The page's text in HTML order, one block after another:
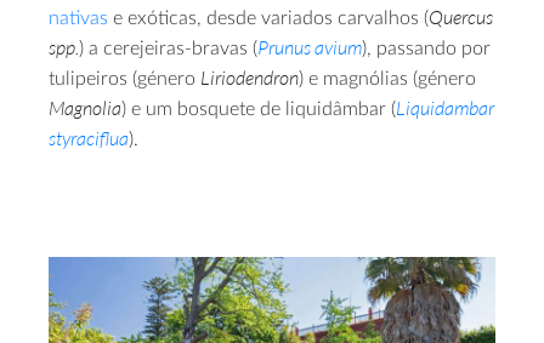
nativas e exóticas, desde variados carvalhos (Quercus
spp.) a cerejeiras-bravas (Prunus avium), passando por
tulipeiros (género Liriodendron) e magnólias (género
Magnolia) e um bosquete de liquidâmbar (Liquidambar
styraciflua).